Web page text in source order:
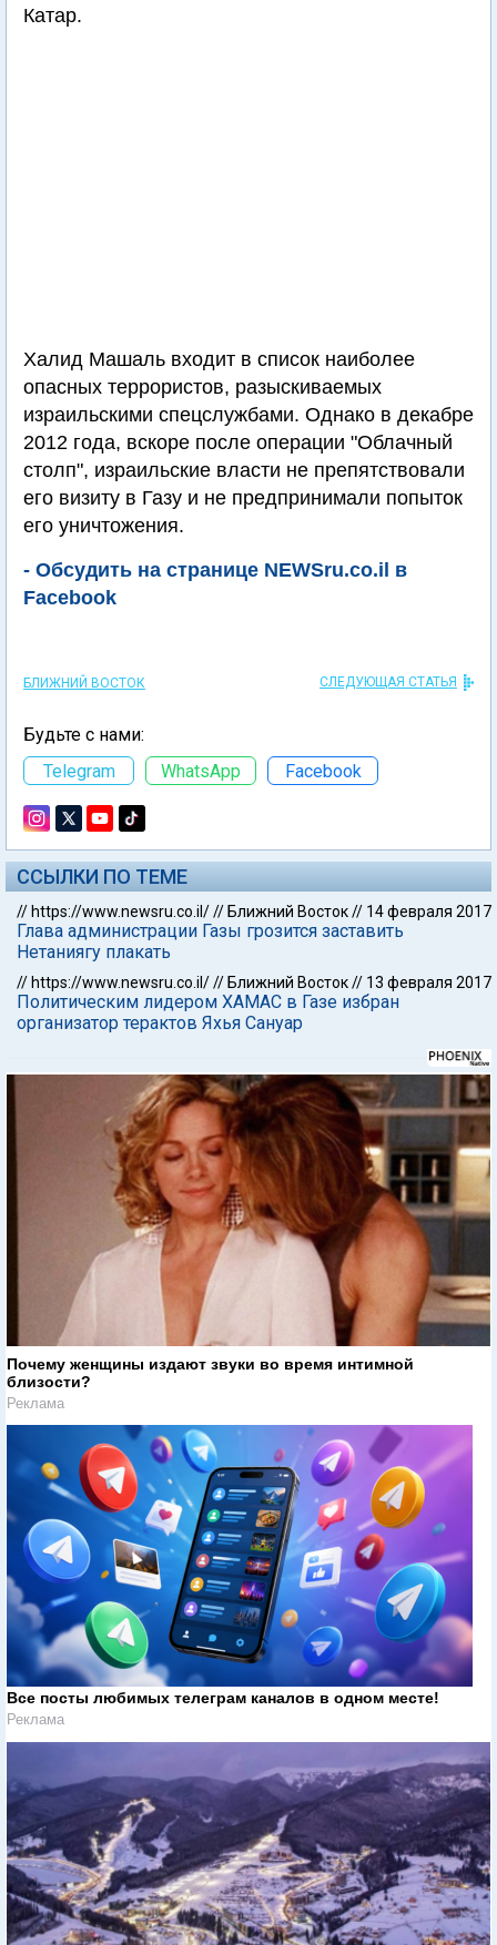
Катар.
Халид Машаль входит в список наиболее
опасных террористов, разыскиваемых
израильскими спецслужбами. Однако в декабре
2012 года, вскоре после операции "Облачный
столп", израильские власти не препятствовали
его визиту в Газу и не предпринимали попыток
его уничтожения.
- Обсудить на странице NEWSru.co.il в
Facebook
БЛИЖНИЙ ВОСТОК СЛЕДУЮЩАЯ СТАТЬЯ
Будьте с нами:
Telegram
WhatsApp Facebook
ССЫЛКИ ПО ТЕМЕ
// https://www.newsru.co.il/// Ближний Восток// 14 февраля 2017
Глава администрации Газы грозится заставить
Нетаниягу плакать
// https://www.newsru.co.il/// Ближний Восток// 13 февраля 2017
Политическим лидером ХАМАС в Газе избран
организатор терактов Яхья Сануар
Почему женщины издают звуки во время интимной
близости?
Реклама
Все посты любимых телеграм каналов в одном месте!
Реклама